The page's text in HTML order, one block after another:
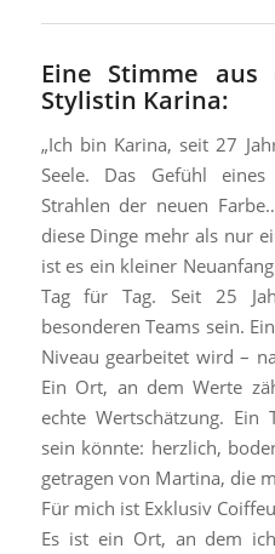
Eine Stimme aus
Stylistin Karina:
„Ich bin Karina, seit 27
Seele. Das Gefühl
Strahlen der neuen
diese Dinge mehr als nur
ist es ein kleiner
Tag für Tag. Seit 25
besonderen Teams sein.
Niveau gearbeitet wird –
Ein Ort, an dem Werte
echte Wertschätzung.
sein könnte: herzlich,
getragen von Martina, die
Für mich ist Exklusiv
Es ist ein Ort, an dem